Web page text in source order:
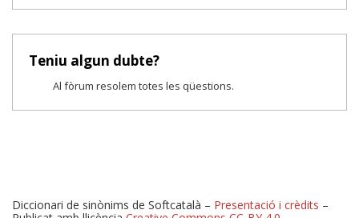
Teniu algun dubte?
Al fòrum resolem totes les qüestions.
Diccionari de sinònims de Softcatalà – Presentació i crèdits –